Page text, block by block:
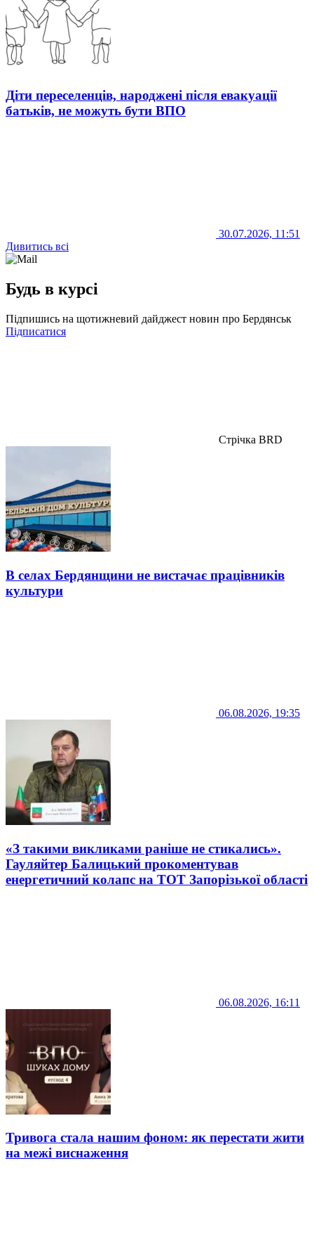
Діти переселенців, народжені після евакуації
батьків, не можуть бути ВПО
30.07.2026, 11:51
Дивитись всі
Будь в курсі
Підпишись на щотижневий дайджест новин про Бердянськ
Підписатися
Стрічка BRD
В селах Бердянщини не вистачає працівників
культури
06.08.2026, 19:35
«З такими викликами раніше не стикались».
Гауляйтер Балицький прокоментував
енергетичний колапс на ТОТ Запорізької області
06.08.2026, 16:11
Тривога стала нашим фоном: як перестати жити
на межі виснаження